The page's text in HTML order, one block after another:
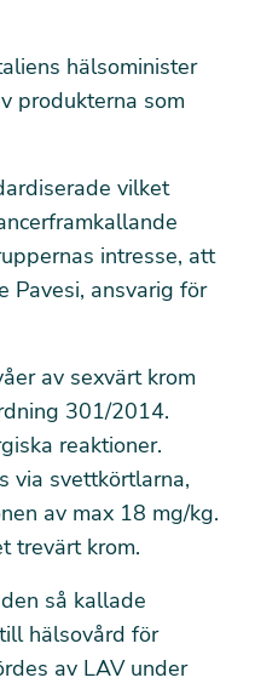
hälsominister
produkterna som
vilket
intresse, att
Pavesi, ansvarig för
av sexvärt krom
301/2014.
reaktioner.
via svettkörtlarna,
av max 18 mg/kg.
trevärt krom.
så kallade
hälsovård för
av LAV under